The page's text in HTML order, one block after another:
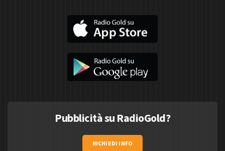
Pubblicità su RadioGold?
RICHIEDI INFO